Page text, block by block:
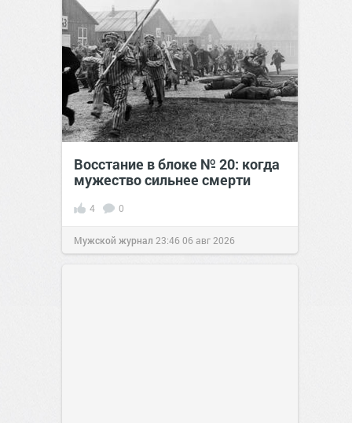
Восстание в блоке № 20: когда
мужество сильнее смерти
4 0
Мужской журнал 23:4606 авг 2026